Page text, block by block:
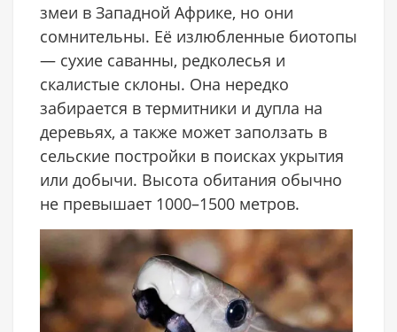
змеи в Западной Африке, но они
сомнительны. Её излюбленные биотопы
— сухие саванны, редколесья и
скалистые склоны. Она нередко
забирается в термитники и дупла на
деревьях, а также может заползать в
сельские постройки в поисках укрытия
или добычи. Высота обитания обычно
не превышает 1000–1500 метров.